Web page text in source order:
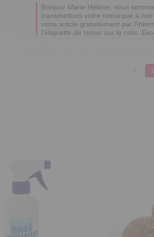
Bonjour Marie Hélène, nous
transmettons votre remarque à
votre article gratuitement par
l'étiquette de retour sur le colis.
1